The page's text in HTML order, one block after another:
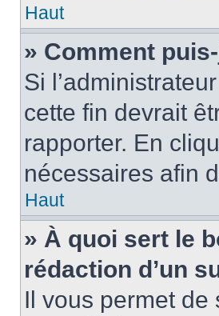
Haut
» Comment
Si
cette fin devrait
rapporter. En
nécessaires afin
Haut
» À quoi sert le
rédaction d’un
Il vous permet